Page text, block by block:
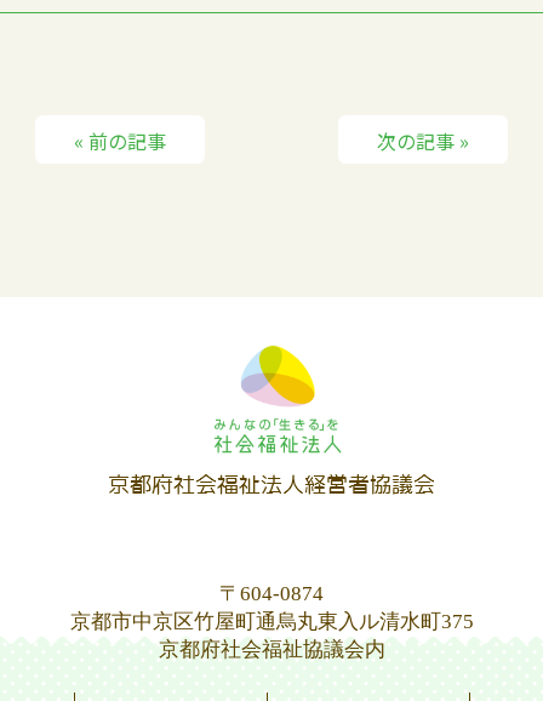
« 前の記事 次の記事 »
〒604-0874
京都市中京区竹屋町通烏丸東入ル清水町375
京都府社会福祉協議会内